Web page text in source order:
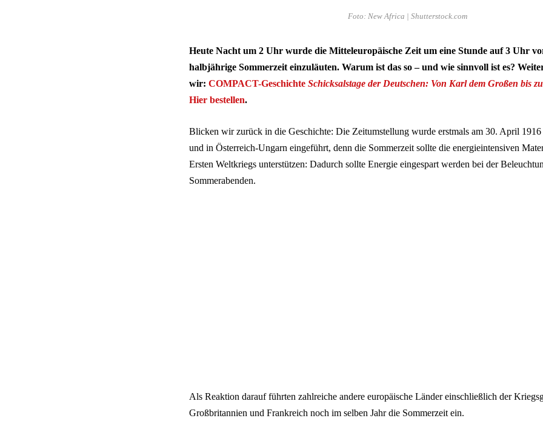
Foto: New Africa | Shutterstock.com
Heute Nacht um 2 Uhr wurde die Mitteleuropäische Zeit um eine Stunde auf 3 Uhr
halbjährige Sommerzeit einzuläuten. Warum ist das so – und wie sinnvoll ist es?
wir: COMPACT-Geschichte Schicksalstage der Deutschen: Von Karl dem Großen bis
Hier bestellen.
Blicken wir zurück in die Geschichte: Die Zeitumstellung wurde erstmals am 30. April
und in Österreich-Ungarn eingeführt, denn die Sommerzeit sollte die energieintensiven
Ersten Weltkriegs unterstützen: Dadurch sollte Energie eingespart werden bei der
Sommerabenden.
Als Reaktion darauf führten zahlreiche andere europäische Länder einschließlich der
Großbritannien und Frankreich noch im selben Jahr die Sommerzeit ein.